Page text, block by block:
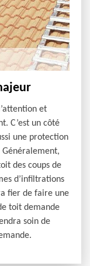
et
C’est un côté
une protection
des coups de
d’infiltrations
fier de faire une
toit demande
soin de